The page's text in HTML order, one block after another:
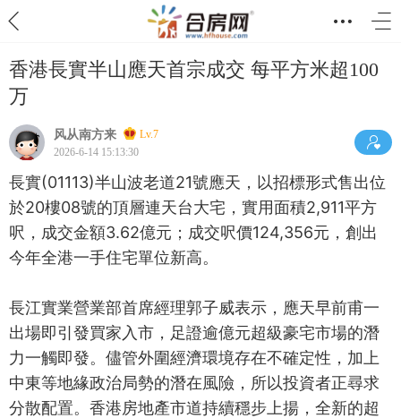
香港長實半山應天首宗成交 每平方米超100
万
风从南方来
Lv.7
2026-6-14 15:13:30
長實(01113)半山波老道21號應天，以招標形式售出位
於20樓08號的頂層連天台大宅，實用面積2,911平方
呎，成交金額3.62億元；成交呎價124,356元，創出
今年全港一手住宅單位新高。
長江實業營業部首席經理郭子威表示，應天早前甫一
出場即引發買家入市，足證逾億元超級豪宅市場的潛
力一觸即發。儘管外圍經濟環境存在不確定性，加上
中東等地緣政治局勢的潛在風險，所以投資者正尋求
分散配置。香港房地產市道持續穩步上揚，全新的超